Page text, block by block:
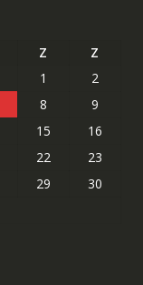
Z
Z
1
2
8
9
15
16
22
23
29
30